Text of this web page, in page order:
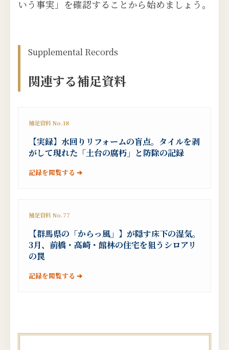
いう事実」を確認することから始めましょう。
Supplemental Records
関連する補足資料
補足資料 No.18
【実録】水回りリフォームの盲点。タイルを剥
がして現れた「土台の腐朽」と防除の記録
記録を閲覧する ➔
補足資料 No.77
【群馬県の「からっ風」】が隠す床下の湿気。
3月、前橋・高崎・館林の住宅を狙うシロアリ
の罠
記録を閲覧する ➔